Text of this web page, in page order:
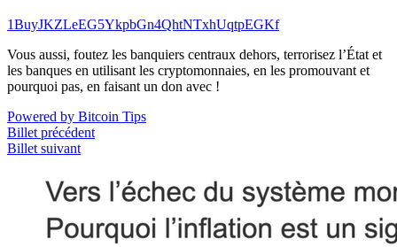
1BuyJKZLeEG5YkpbGn4QhtNTxhUqtpEGKf
Vous aussi, foutez les banquiers centraux dehors, terrorisez l’État et
les banques en utilisant les cryptomonnaies, en les promouvant et
pourquoi pas, en faisant un don avec !
Powered by Bitcoin Tips
Billet précédent
Billet suivant